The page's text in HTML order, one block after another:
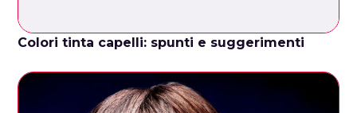
Colori tinta capelli: spunti e suggerimenti